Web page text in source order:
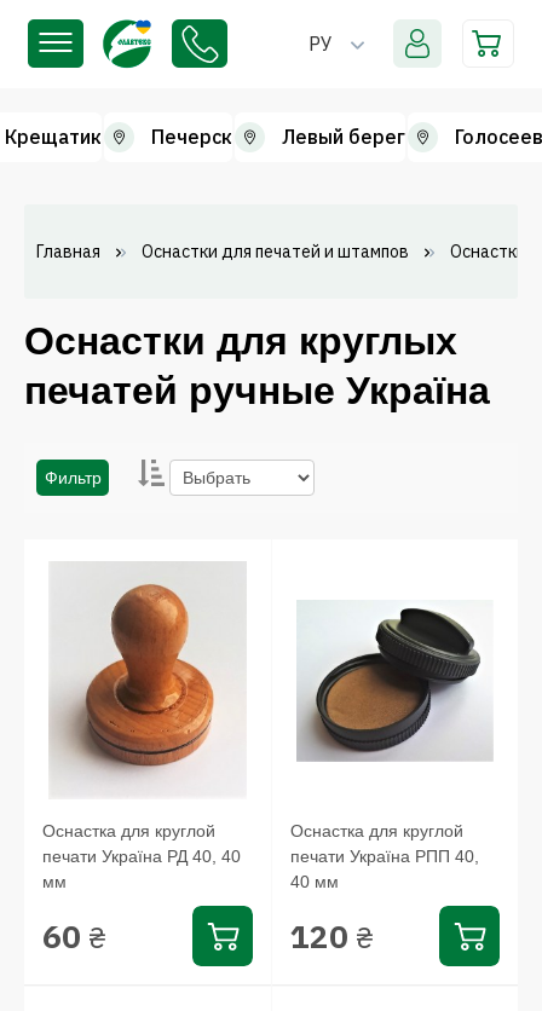
РУ
Крещатик Печерск Левый берег
Главная Оснастки для печатей и штампов Оснастки
Оснастки для круглых
печатей ручные Україна
Фильтр
Оснастка для круглой
печати Україна РД 40, 40
мм
60 ₴
Оснастка для круглой
печати Україна РПП 40,
40 мм
120 ₴